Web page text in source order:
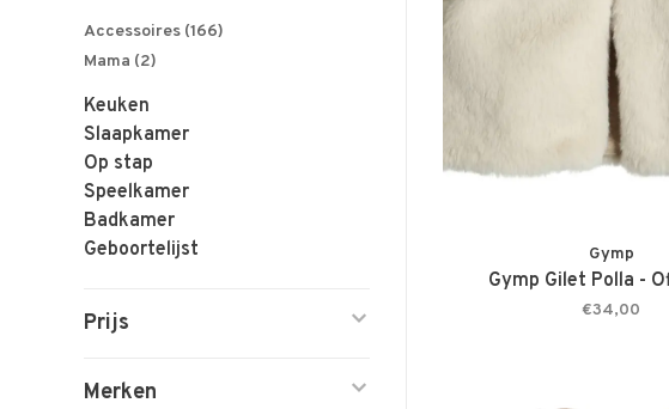
Accessoires (166)
Mama (2)
Keuken
Slaapkamer
Op stap
Speelkamer
Badkamer
Geboortelijst
Prijs
Merken
Gymp
Gymp Gilet Polla -
€34,00